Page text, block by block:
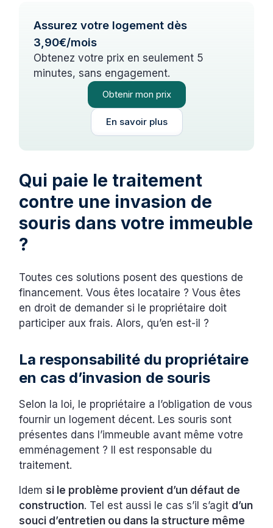
Assurez votre logement dès
3,90€/mois
Obtenez votre prix en seulement 5
minutes, sans engagement.
Obtenir mon prix
En savoir plus
Qui paie le traitement
contre une invasion de
souris dans votre immeuble
?
Toutes ces solutions posent des questions de
financement. Vous êtes locataire ? Vous êtes
en droit de demander si le propriétaire doit
participer aux frais. Alors, qu’en est-il ?
La responsabilité du propriétaire
en cas d’invasion de souris
Selon la loi, le propriétaire a l’obligation de vous
fournir un logement décent. Les souris sont
présentes dans l’immeuble avant même votre
emménagement ? Il est responsable du
traitement.
Idemsi le problème provient d’un défaut de
construction. Tel est aussi le cas s’il s’agit d’un
souci d’entretien ou dans la structure même